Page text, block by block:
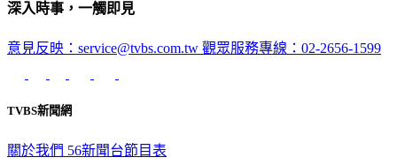
深入時事，一觸即見
意見反映：service@tvbs.com.tw 觀眾服務專線：02-2656-1599
TVBS新聞網
關於我們 56新聞台節目表